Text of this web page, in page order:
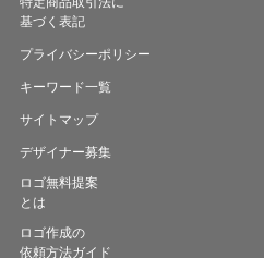
基づく表記
プライバシーポリシー
キーワード一覧
サイトマップ
デザイナー募集
ロゴ無料提案
とは
ロゴ作成の
依頼方法ガイド